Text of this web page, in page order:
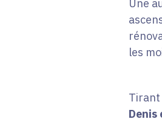
Une
les
Tirant
Denis